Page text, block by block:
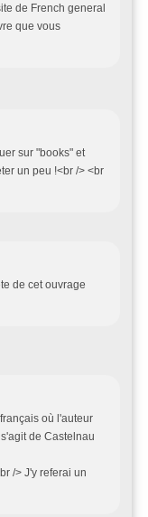
de French general
que vous
sur "books" et
un peu !<br /> <br
de cet ouvrage
où l'auteur
de Castelnau
/> J'y referai un